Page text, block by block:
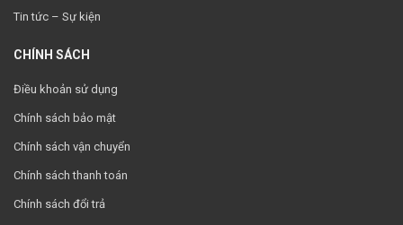
Tin tức – Sự kiện
CHÍNH SÁCH
Điều khoản sử dụng
Chính sách bảo mật
Chính sách vận chuyển
Chính sách thanh toán
Chính sách đổi trả